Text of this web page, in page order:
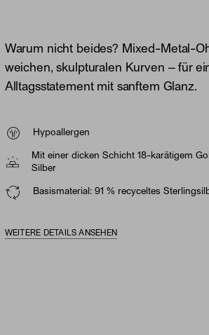
Warum nicht beides? Mixed-Metal-
weichen, skulpturalen Kurven – für
Alltagsstatement mit sanftem Glanz.
Hypoallergen
Mit einer dicken Schicht 18-karätigem
Silber
Basismaterial: 91 % recyceltes
WEITERE DETAILS ANSEHEN